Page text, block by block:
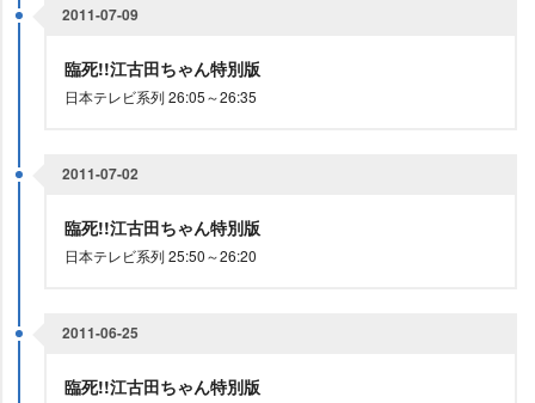
2011-07-09
臨死!!江古田ちゃん特別版
日本テレビ系列 26:05～26:35
2011-07-02
臨死!!江古田ちゃん特別版
日本テレビ系列 25:50～26:20
2011-06-25
臨死!!江古田ちゃん特別版